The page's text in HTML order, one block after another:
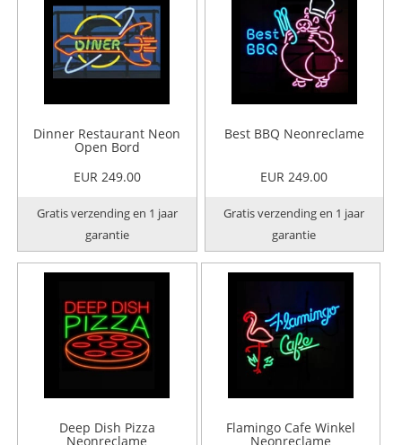
Dinner Restaurant Neon
Open Bord
EUR 249.00
Gratis verzending en 1 jaar
garantie
Best BBQ Neonreclame
EUR 249.00
Gratis verzending en 1 jaar
garantie
Deep Dish Pizza
Neonreclame
Flamingo Cafe Winkel
Neonreclame